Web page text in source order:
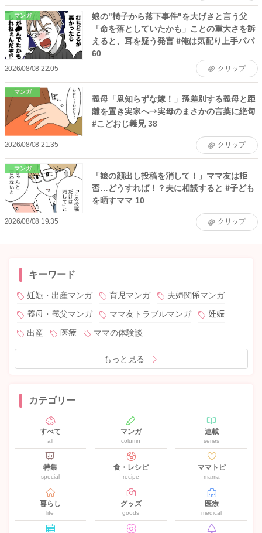
マンガ
娘の"椅子から落下事件"を大げさと言う父
「命を落としていたかも」ことの重大さを訴
えると、耳を疑う発言 #俺は気配り上手パパ
60
2026/08/08 22:05 クリップ
マンガ
義母「恩知らずな嫁！」孫差別する義母と距
離を置き実家へ→実母のまさかの言葉に絶句
#こどおじ義兄 38
2026/08/08 21:35 クリップ
マンガ
「娘の顔出し投稿を消して！」ママ友は拒
否…どうすれば！？夫に相談すると #子ども
を晒すママ 10
2026/08/08 19:35 クリップ
キーワード
妊娠・出産マンガ 育児マンガ
夫婦関係マンガ
義母・義父マンガ
ママ友トラブルマンガ
妊娠
出産
医療 ママの体験談
もっと見る
カテゴリー
すべて
all
マンガ
column
連載
series
特集
special
食・レシピ
recipe
ママトピ
mama
暮らし
life
グッズ
goods
医療
medical